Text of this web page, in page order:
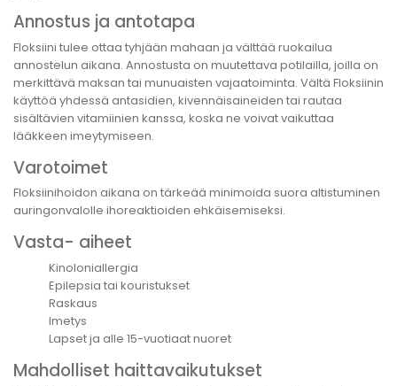
Annostus ja antotapa
Floksiini tulee ottaa tyhjään mahaan ja välttää ruokailua
annostelun aikana. Annostusta on muutettava potilailla, joilla on
merkittävä maksan tai munuaisten vajaatoiminta. Vältä Floksiinin
käyttöä yhdessä antasidien, kivennäisaineiden tai rautaa
sisältävien vitamiinien kanssa, koska ne voivat vaikuttaa
lääkkeen imeytymiseen.
Varotoimet
Floksiinihoidon aikana on tärkeää minimoida suora altistuminen
auringonvalolle ihoreaktioiden ehkäisemiseksi.
Vasta- aiheet
Kinoloniallergia
Epilepsia tai kouristukset
Raskaus
Imetys
Lapset ja alle 15-vuotiaat nuoret
Mahdolliset haittavaikutukset